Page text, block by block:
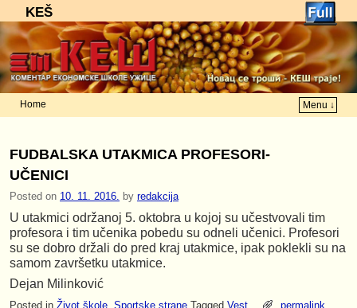
KEŠ
Home
Menu ↓
FUDBALSKA UTAKMICA PROFESORI-
UČENICI
Posted on 10. 11. 2016. by redakcija
U utakmici održanoj 5. oktobra u kojoj su učestvovali tim
profesora i tim učenika pobedu su odneli učenici. Profesori
su se dobro držali do pred kraj utakmice, ipak poklekli su na
samom završetku utakmice.
Dejan Milinković
Posted in Život škole, Sportske strane Tagged Vest permalink